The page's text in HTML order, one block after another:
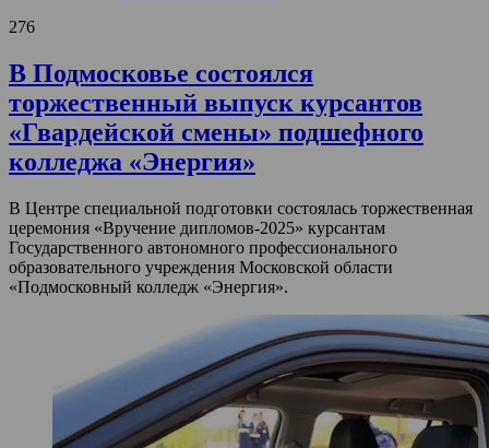
276
В Подмосковье состоялся
торжественный выпуск курсантов
«Гвардейской смены» подшефного
колледжа «Энергия»
В Центре специальной подготовки состоялась торжественная
церемония «Вручение дипломов-2025» курсантам
Государственного автономного профессионального
образовательного учреждения Московской области
«Подмосковный колледж «Энергия».